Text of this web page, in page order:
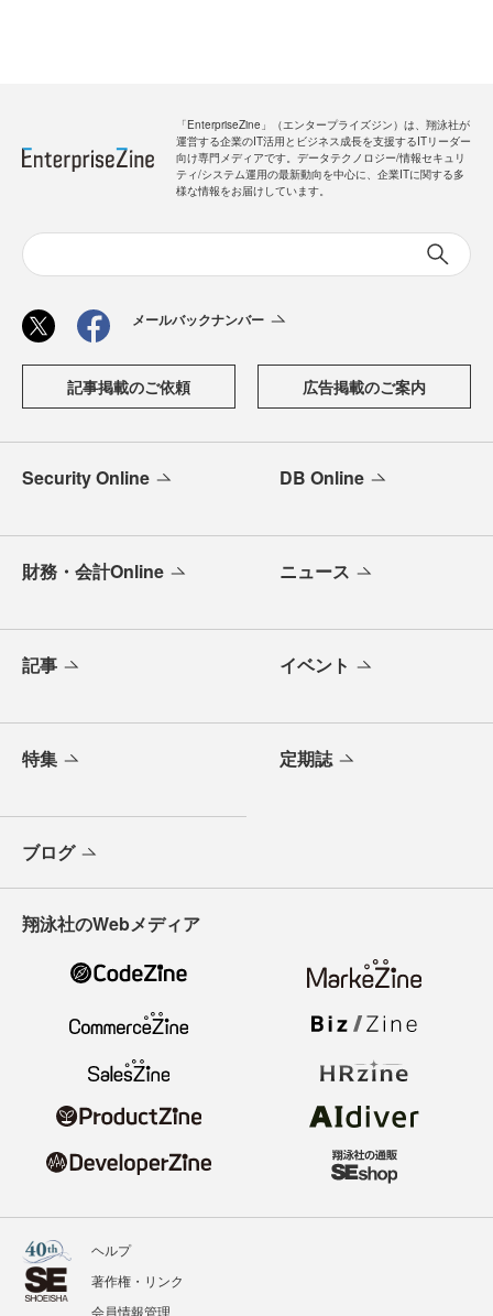
「EnterpriseZine」（エンタープライズジン）は、翔泳社が
運営する企業のIT活用とビジネス成長を支援するITリーダー
向け専門メディアです。データテクノロジー/情報セキュリ
ティ/システム運用の最新動向を中心に、企業ITに関する多
様な情報をお届けしています。
メールバックナンバー
記事掲載のご依頼 広告掲載のご案内
Security Online DB Online
財務・会計Online ニュース
記事 イベント
特集 定期誌
ブログ
翔泳社のWebメディア
ヘルプ
著作権・リンク
会員情報管理